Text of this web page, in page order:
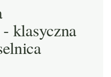
klasyczna